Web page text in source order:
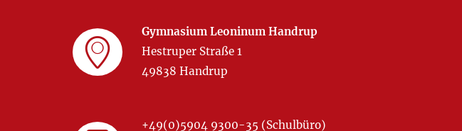
Gymnasium Leoninum Handrup
Hestruper Straße 1
49838 Handrup
+49(0)5904 9300-35 (Schulbüro)